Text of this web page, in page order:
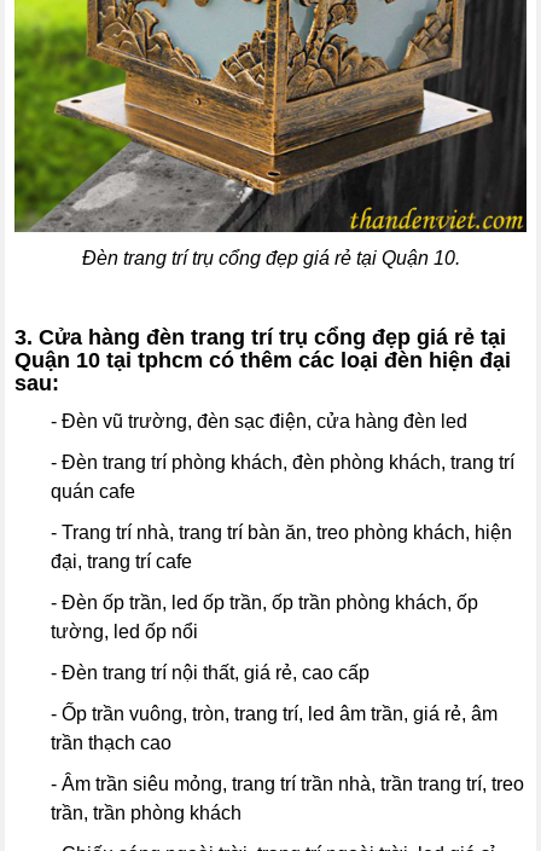
Đèn trang trí trụ cổng đẹp giá rẻ tại Quận 10.
3. Cửa hàng đèn trang trí trụ cổng đẹp giá rẻ tại
Quận 10 tại tphcm có thêm các loại đèn hiện đại
sau:
- Đèn vũ trường, đèn sạc điện, cửa hàng đèn led
- Đèn trang trí phòng khách, đèn phòng khách, trang trí
quán cafe
- Trang trí nhà, trang trí bàn ăn, treo phòng khách, hiện
đại, trang trí cafe
- Đèn ốp trần, led ốp trần, ốp trần phòng khách, ốp
tường, led ốp nổi
- Đèn trang trí nội thất, giá rẻ, cao cấp
- Ốp trần vuông, tròn, trang trí, led âm trần, giá rẻ, âm
trần thạch cao
- Âm trần siêu mỏng, trang trí trần nhà, trần trang trí, treo
trần, trần phòng khách